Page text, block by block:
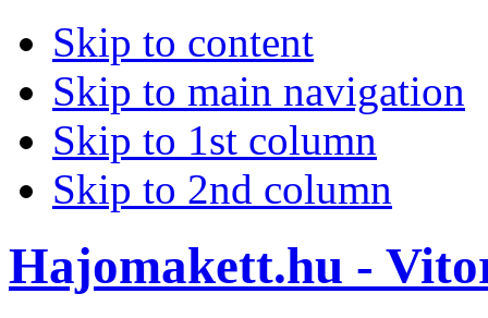
Skip to content
Skip to main navigation
Skip to 1st column
Skip to 2nd column
Hajomakett.hu -